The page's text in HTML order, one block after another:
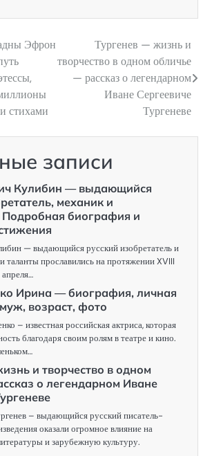
Эфрон
стихами
Тургенев — жизнь и
творчество в одном обличье
— рассказ о легендарном
Иване Сергеевиче
Тургеневе
записи
Кулибин — выдающийся
механик и
Подробная биография и
— выдающийся русский изобретатель и
таланты прославились на протяжении XVIII
Ирина — биография, личная
возраст, фото
– известная российская актриса, которая
благодаря своим ролям в театре и кино.
и творчество в одном
о легендарном Иване
– выдающийся русский писатель-
оказали огромное влияние на
и зарубежную культуру.